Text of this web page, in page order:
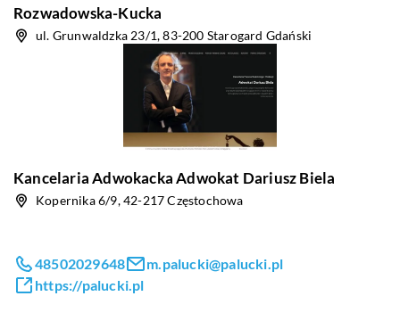
Rozwadowska-Kucka
ul. Grunwaldzka 23/1, 83-200 Starogard Gdański
Kancelaria Adwokacka Adwokat Dariusz Biela
Kopernika 6/9, 42-217 Częstochowa
48502029648
m.palucki@palucki.pl
https://palucki.pl